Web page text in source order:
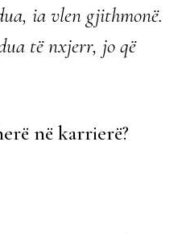
ia vlen gjithmonë.
të nxjerr, jo që
në karrierë?